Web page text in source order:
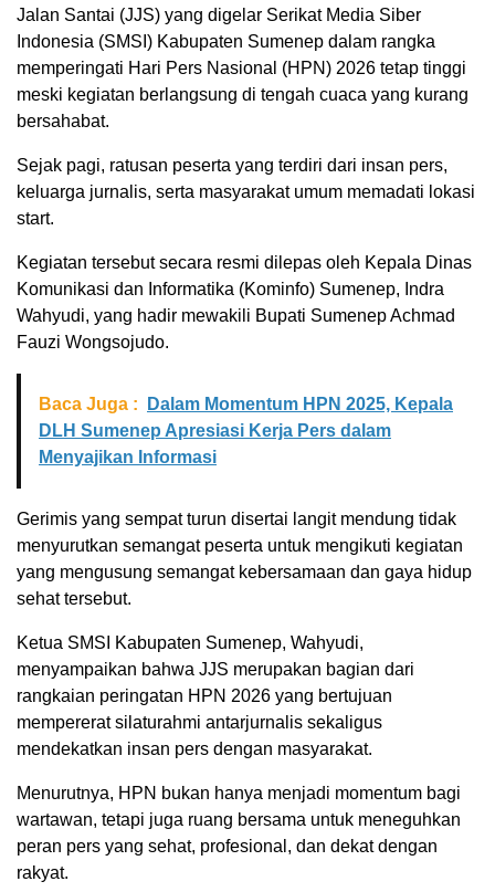
Jalan Santai (JJS) yang digelar Serikat Media Siber
Indonesia (SMSI) Kabupaten Sumenep dalam rangka
memperingati Hari Pers Nasional (HPN) 2026 tetap tinggi
meski kegiatan berlangsung di tengah cuaca yang kurang
bersahabat.
Sejak pagi, ratusan peserta yang terdiri dari insan pers,
keluarga jurnalis, serta masyarakat umum memadati lokasi
start.
Kegiatan tersebut secara resmi dilepas oleh Kepala Dinas
Komunikasi dan Informatika (Kominfo) Sumenep, Indra
Wahyudi, yang hadir mewakili Bupati Sumenep Achmad
Fauzi Wongsojudo.
Baca Juga :
Dalam Momentum HPN 2025, Kepala
DLH Sumenep Apresiasi Kerja Pers dalam
Menyajikan Informasi
Gerimis yang sempat turun disertai langit mendung tidak
menyurutkan semangat peserta untuk mengikuti kegiatan
yang mengusung semangat kebersamaan dan gaya hidup
sehat tersebut.
Ketua SMSI Kabupaten Sumenep, Wahyudi,
menyampaikan bahwa JJS merupakan bagian dari
rangkaian peringatan HPN 2026 yang bertujuan
mempererat silaturahmi antarjurnalis sekaligus
mendekatkan insan pers dengan masyarakat.
Menurutnya, HPN bukan hanya menjadi momentum bagi
wartawan, tetapi juga ruang bersama untuk meneguhkan
peran pers yang sehat, profesional, dan dekat dengan
rakyat.